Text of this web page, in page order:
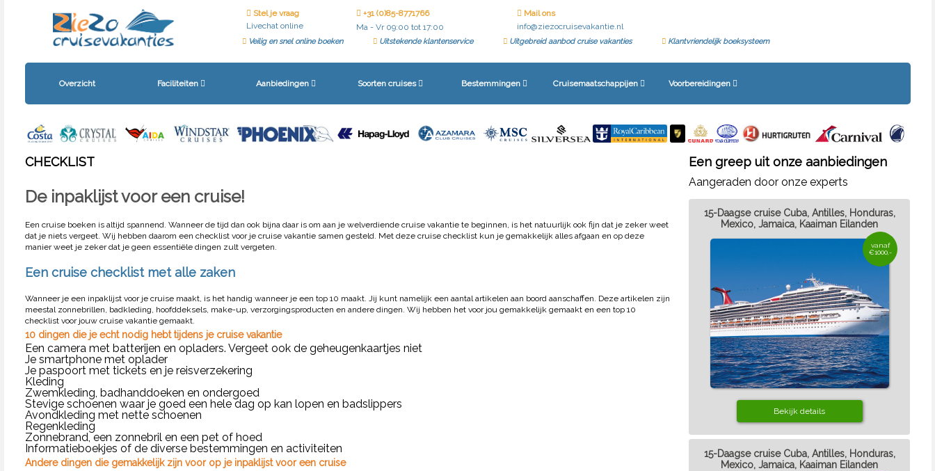
Stel je vraag
Livechat online
+31 (0)85-8771766
Ma - Vr 09:00 tot 17:00
Mail ons
info@ziezocruisevakantie.nl
Veilig en snel online boeken Uitstekende klantenservice Uitgebreid aanbod cruise vakanties Klantvriendelijk boeksysteem
Overzicht Faciliteiten Aanbiedingen Soorten cruises Bestemmingen Cruisemaatschappijen Voorbereidingen
CHECKLIST
De inpaklijst voor een cruise!
Een cruise boeken is altijd spannend. Wanneer de tijd dan ook bijna daar is om aan je welverdiende cruise vakantie te beginnen, is het natuurlijk ook fijn dat je zeker weet
dat je niets vergeet. Wij hebben daarom een checklist voor je cruise vakantie samen gesteld. Met deze cruise checklist kun je gemakkelijk alles afgaan en op deze
manier weet je zeker dat je geen essentiële dingen zult vergeten.
Een cruise checklist met alle zaken
Wanneer je een inpaklijst voor je cruise maakt, is het handig wanneer je een top 10 maakt. Jij kunt namelijk een aantal artikelen aan boord aanschaffen. Deze artikelen zijn
meestal zonnebrillen, badkleding, hoofddeksels, make-up, verzorgingsproducten en andere dingen. Wij hebben het voor jou gemakkelijk gemaakt en een top 10
checklist voor jouw cruise vakantie gemaakt.
10 dingen die je echt nodig hebt tijdens je cruise vakantie
Een camera met batterijen en opladers. Vergeet ook de geheugenkaartjes niet
Je smartphone met oplader
Je paspoort met tickets en je reisverzekering
Kleding
Zwemkleding, badhanddoeken en ondergoed
Stevige schoenen waar je goed een hele dag op kan lopen en badslippers
Avondkleding met nette schoenen
Regenkleding
Zonnebrand, een zonnebril en een pet of hoed
Informatieboekjes of de diverse bestemmingen en activiteiten
Andere dingen die gemakkelijk zijn voor op je inpaklijst voor een cruise
Een greep uit onze aanbiedingen
Aangeraden door onze experts
15-Daagse cruise Cuba, Antilles, Honduras,
Mexico, Jamaica, Kaaiman Eilanden
vanaf
€1000,-
Bekijk details
15-Daagse cruise Cuba, Antilles, Honduras,
Mexico, Jamaica, Kaaiman Eilanden